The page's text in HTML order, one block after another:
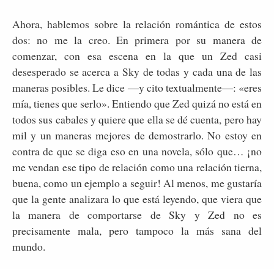
Ahora, hablemos sobre la relación romántica de estos
dos: no me la creo. En primera por su manera de
comenzar, con esa escena en la que un Zed casi
desesperado se acerca a Sky de todas y cada una de las
maneras posibles. Le dice ―y cito textualmente―: «eres
mía, tienes que serlo». Entiendo que Zed quizá no está en
todos sus cabales y quiere que ella se dé cuenta, pero hay
mil y un maneras mejores de demostrarlo. No estoy en
contra de que se diga eso en una novela, sólo que… ¡no
me vendan ese tipo de relación como una relación tierna,
buena, como un ejemplo a seguir! Al menos, me gustaría
que la gente analizara lo que está leyendo, que viera que
la manera de comportarse de Sky y Zed no es
precisamente mala, pero tampoco la más sana del
mundo.